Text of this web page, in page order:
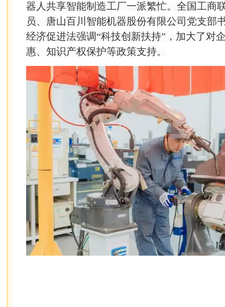
器人共享智能制造工厂一派繁忙。全国工商
员、唐山百川智能机器股份有限公司党支部
经济促进法强调“科技创新扶持”，加大了对
惠、知识产权保护等政策支持。